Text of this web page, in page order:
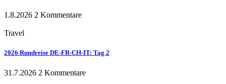
1.8.2026 2 Kommentare
Travel
2026 Rundreise DE-FR-CH-IT: Tag 2
31.7.2026 2 Kommentare